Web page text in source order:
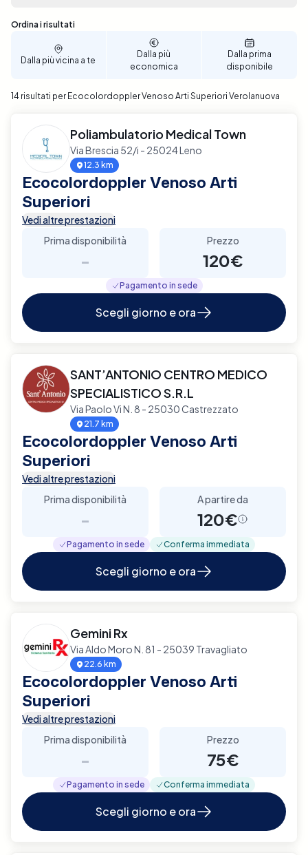
Verolanuova e scopri il comfort di gestire la tua
salute con efficienza e praticità.
Sono stati trovati 14 risultati
Ordina i risultati
Dalla più vicina a te
Dalla più
economica
Dalla prima
disponibile
14 risultati per Ecocolordoppler Venoso Arti Superiori Verolanuova
Poliambulatorio Medical Town
Via Brescia 52/i - 25024 Leno
12.3 km
Ecocolordoppler Venoso Arti
Superiori
Vedi altre prestazioni
Prima disponibilità
-
Prezzo
120€
Pagamento in sede
Scegli giorno e ora
SANT’ANTONIO CENTRO MEDICO
SPECIALISTICO S.R.L
Via Paolo Vi N. 8 - 25030 Castrezzato
21.7 km
Ecocolordoppler Venoso Arti
Superiori
Vedi altre prestazioni
Prima disponibilità
-
A partire da
120€
Pagamento in sede Conferma immediata
Scegli giorno e ora
Gemini Rx
Via Aldo Moro N. 81 - 25039 Travagliato
22.6 km
Ecocolordoppler Venoso Arti
Superiori
Vedi altre prestazioni
Prima disponibilità
-
Prezzo
75€
Pagamento in sede Conferma immediata
Scegli giorno e ora